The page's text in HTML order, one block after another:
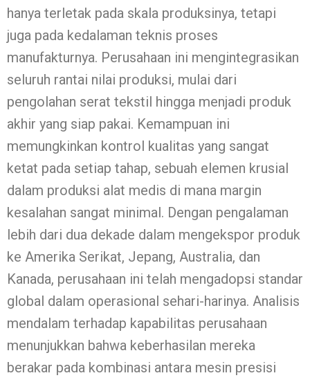
hanya terletak pada skala produksinya, tetapi
juga pada kedalaman teknis proses
manufakturnya. Perusahaan ini mengintegrasikan
seluruh rantai nilai produksi, mulai dari
pengolahan serat tekstil hingga menjadi produk
akhir yang siap pakai. Kemampuan ini
memungkinkan kontrol kualitas yang sangat
ketat pada setiap tahap, sebuah elemen krusial
dalam produksi alat medis di mana margin
kesalahan sangat minimal. Dengan pengalaman
lebih dari dua dekade dalam mengekspor produk
ke Amerika Serikat, Jepang, Australia, dan
Kanada, perusahaan ini telah mengadopsi standar
global dalam operasional sehari-harinya. Analisis
mendalam terhadap kapabilitas perusahaan
menunjukkan bahwa keberhasilan mereka
berakar pada kombinasi antara mesin presisi